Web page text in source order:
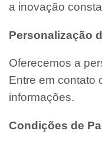
a inovação
Personalização
Oferecemos a
Entre em contato
informações.
Condições de